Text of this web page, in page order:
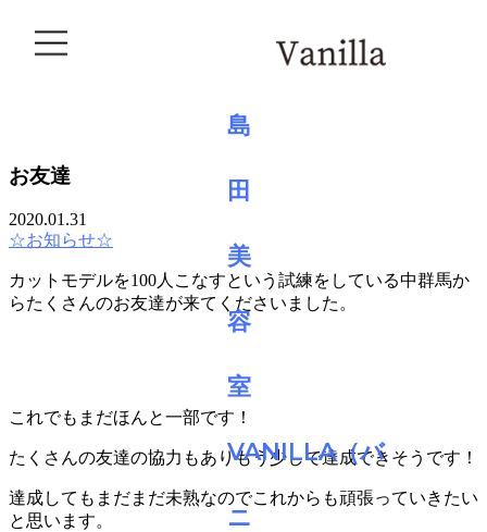
BLOG
お友達
2020.01.31
☆お知らせ☆
カットモデルを100人こなすという試練をしている中群馬か
らたくさんのお友達が来てくださいました。
これでもまだほんと一部です！
たくさんの友達の協力もありもう少しで達成できそうです！
達成してもまだまだ未熟なのでこれからも頑張っていきたい
と思います。